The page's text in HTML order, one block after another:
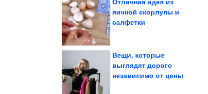
Отличная идея из
яичной скорлупы и
салфетки
Вещи, которые
выглядят дорого
независимо от цены
Сборник для